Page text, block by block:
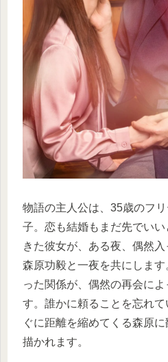
物語の主人公は、35歳のフ
子。恋も結婚もまだ先でい
きた彼女が、ある夜、偶然入
森原功毅と一夜を共にしま
った関係が、偶然の再会に
す。誰かに頼ることを忘れ
ぐに距離を縮めてくる森原
描かれます。